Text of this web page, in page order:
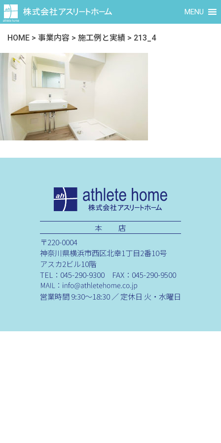
MENU
HOME > 事業内容 > 施工例と実績 > 213_4
本 店
〒220-0004
神奈川県横浜市西区北幸1丁目2番10号
アスカ2ビル10階
TEL：045-290-9300 FAX：045-290-9500
営業時間 9:30～18:30 ／ 定休日 火・水曜日